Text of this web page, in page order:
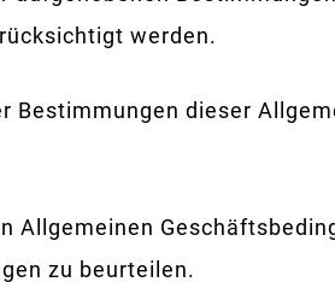
werden.
dieser
Allgemeinen
zu beurteilen.